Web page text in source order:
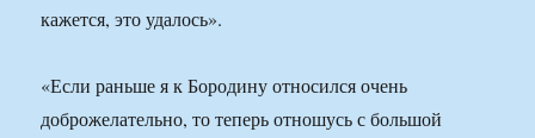
кажется, это удалось».
«Если раньше я к Бородину относился очень
доброжелательно, то теперь отношусь с большой